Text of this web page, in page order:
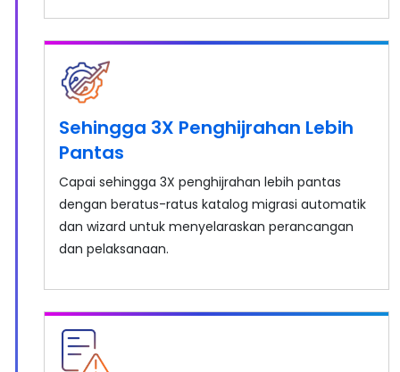
Sehingga 3X Penghijrahan Lebih
Pantas
Capai sehingga 3X penghijrahan lebih pantas
dengan beratus-ratus katalog migrasi automatik
dan wizard untuk menyelaraskan perancangan
dan pelaksanaan.